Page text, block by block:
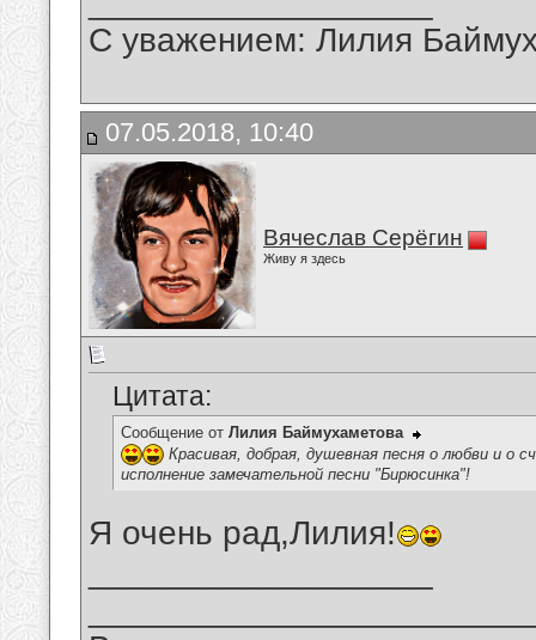
С уважением: Лилия
07.05.2018, 10:40
Вячеслав Серёгин
Живу я здесь
Цитата:
Сообщение от Лилия Баймухаметова
Красивая, добрая, душевная песня о любви и о
исполнение замечательной песни "Бирюсинка"!
Я очень рад,Лилия!